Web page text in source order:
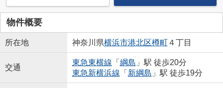
物件概要
所在地 神奈川県横浜市港北区樽町４丁目
交通
東急東横線 「 綱島 」駅 徒歩20分
東急新横浜線 「 新綱島 」駅 徒歩19分